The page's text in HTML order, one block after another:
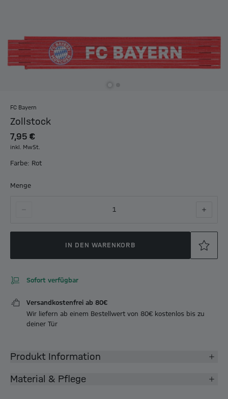
FC Bayern
Zollstock
7,95 €
inkl. MwSt.
Farbe: Rot
Menge
1
IN DEN WARENKORB
Sofort verfügbar
Versandkostenfrei ab 80€
Wir liefern ab einem Bestellwert von 80€ kostenlos bis zu
deiner Tür
Produkt Information
Material & Pflege